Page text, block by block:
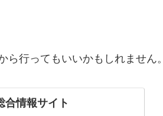
行ってもいいかもしれません。
情報サイト